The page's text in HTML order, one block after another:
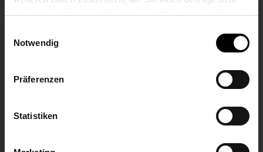
haben oder die sie im Rahmen Ihrer Nutzung der Dienste
Notwendig
Präferenzen
Statistiken
ć
*
k
t
n
Jaki jest Twój adres e-mail?
Jeśli chcesz, abyśmy do Ciebie oddzwonili,